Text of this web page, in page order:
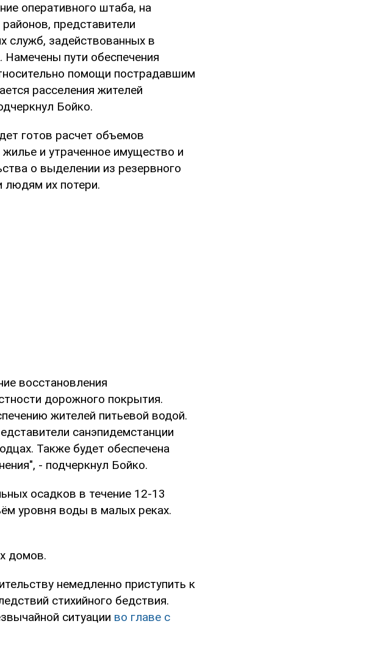
оперативного штаба, на
представители
служб, задействованных в
Намечены пути обеспечения
помощи пострадавшим
расселения жителей
Бойко.
готов расчет объемов
и утраченное имущество и
о выделении из резервного
людям их потери.
восстановления
дорожного покрытия.
жителей питьевой водой.
санэпидемстанции
Также будет обеспечена
- подчеркнул Бойко.
осадков в течение 12-13
уровня воды в малых реках.
домов.
немедленно приступить к
стихийного бедствия.
ситуации во главе с